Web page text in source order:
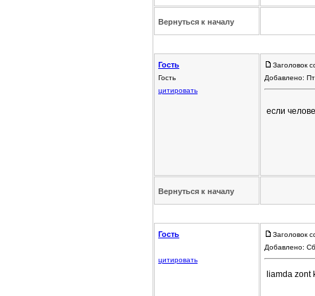
Вернуться к началу
Гость
Гость
цитировать
Заголовок
Добавлено:
если
Вернуться к началу
Гость
цитировать
Заголовок
Добавлено:
liamda zont